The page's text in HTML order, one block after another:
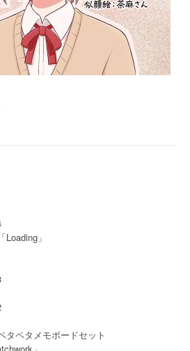
」
ペタメモボードセット
」